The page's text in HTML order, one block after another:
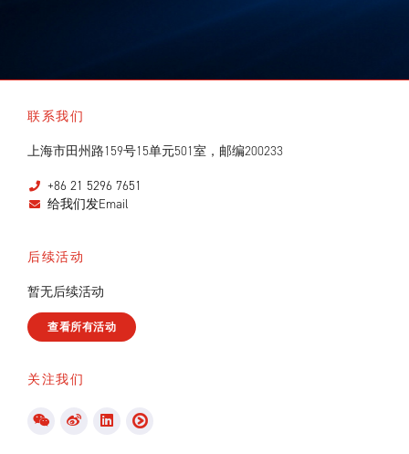
联系我们
上海市田州路159号15单元501室，邮编200233
+86 21 5296 7651
给我们发Email
后续活动
暂无后续活动
查看所有活动
关注我们